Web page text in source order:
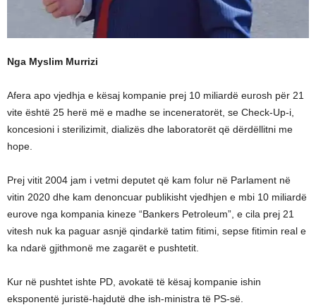
Nga Myslim Murrizi
Afera apo vjedhja e kësaj kompanie prej 10 miliardë eurosh për 21
vite është 25 herë më e madhe se inceneratorët, se Check-Up-i,
koncesioni i sterilizimit, dializës dhe laboratorët që dërdëllitni me
hope.
Prej vitit 2004 jam i vetmi deputet që kam folur në Parlament në
vitin 2020 dhe kam denoncuar publikisht vjedhjen e mbi 10 miliardë
eurove nga kompania kineze “Bankers Petroleum”, e cila prej 21
vitesh nuk ka paguar asnjë qindarkë tatim fitimi, sepse fitimin real e
ka ndarë gjithmonë me zagarët e pushtetit.
Kur në pushtet ishte PD, avokatë të kësaj kompanie ishin
eksponentë juristë-hajdutë dhe ish-ministra të PS-së.